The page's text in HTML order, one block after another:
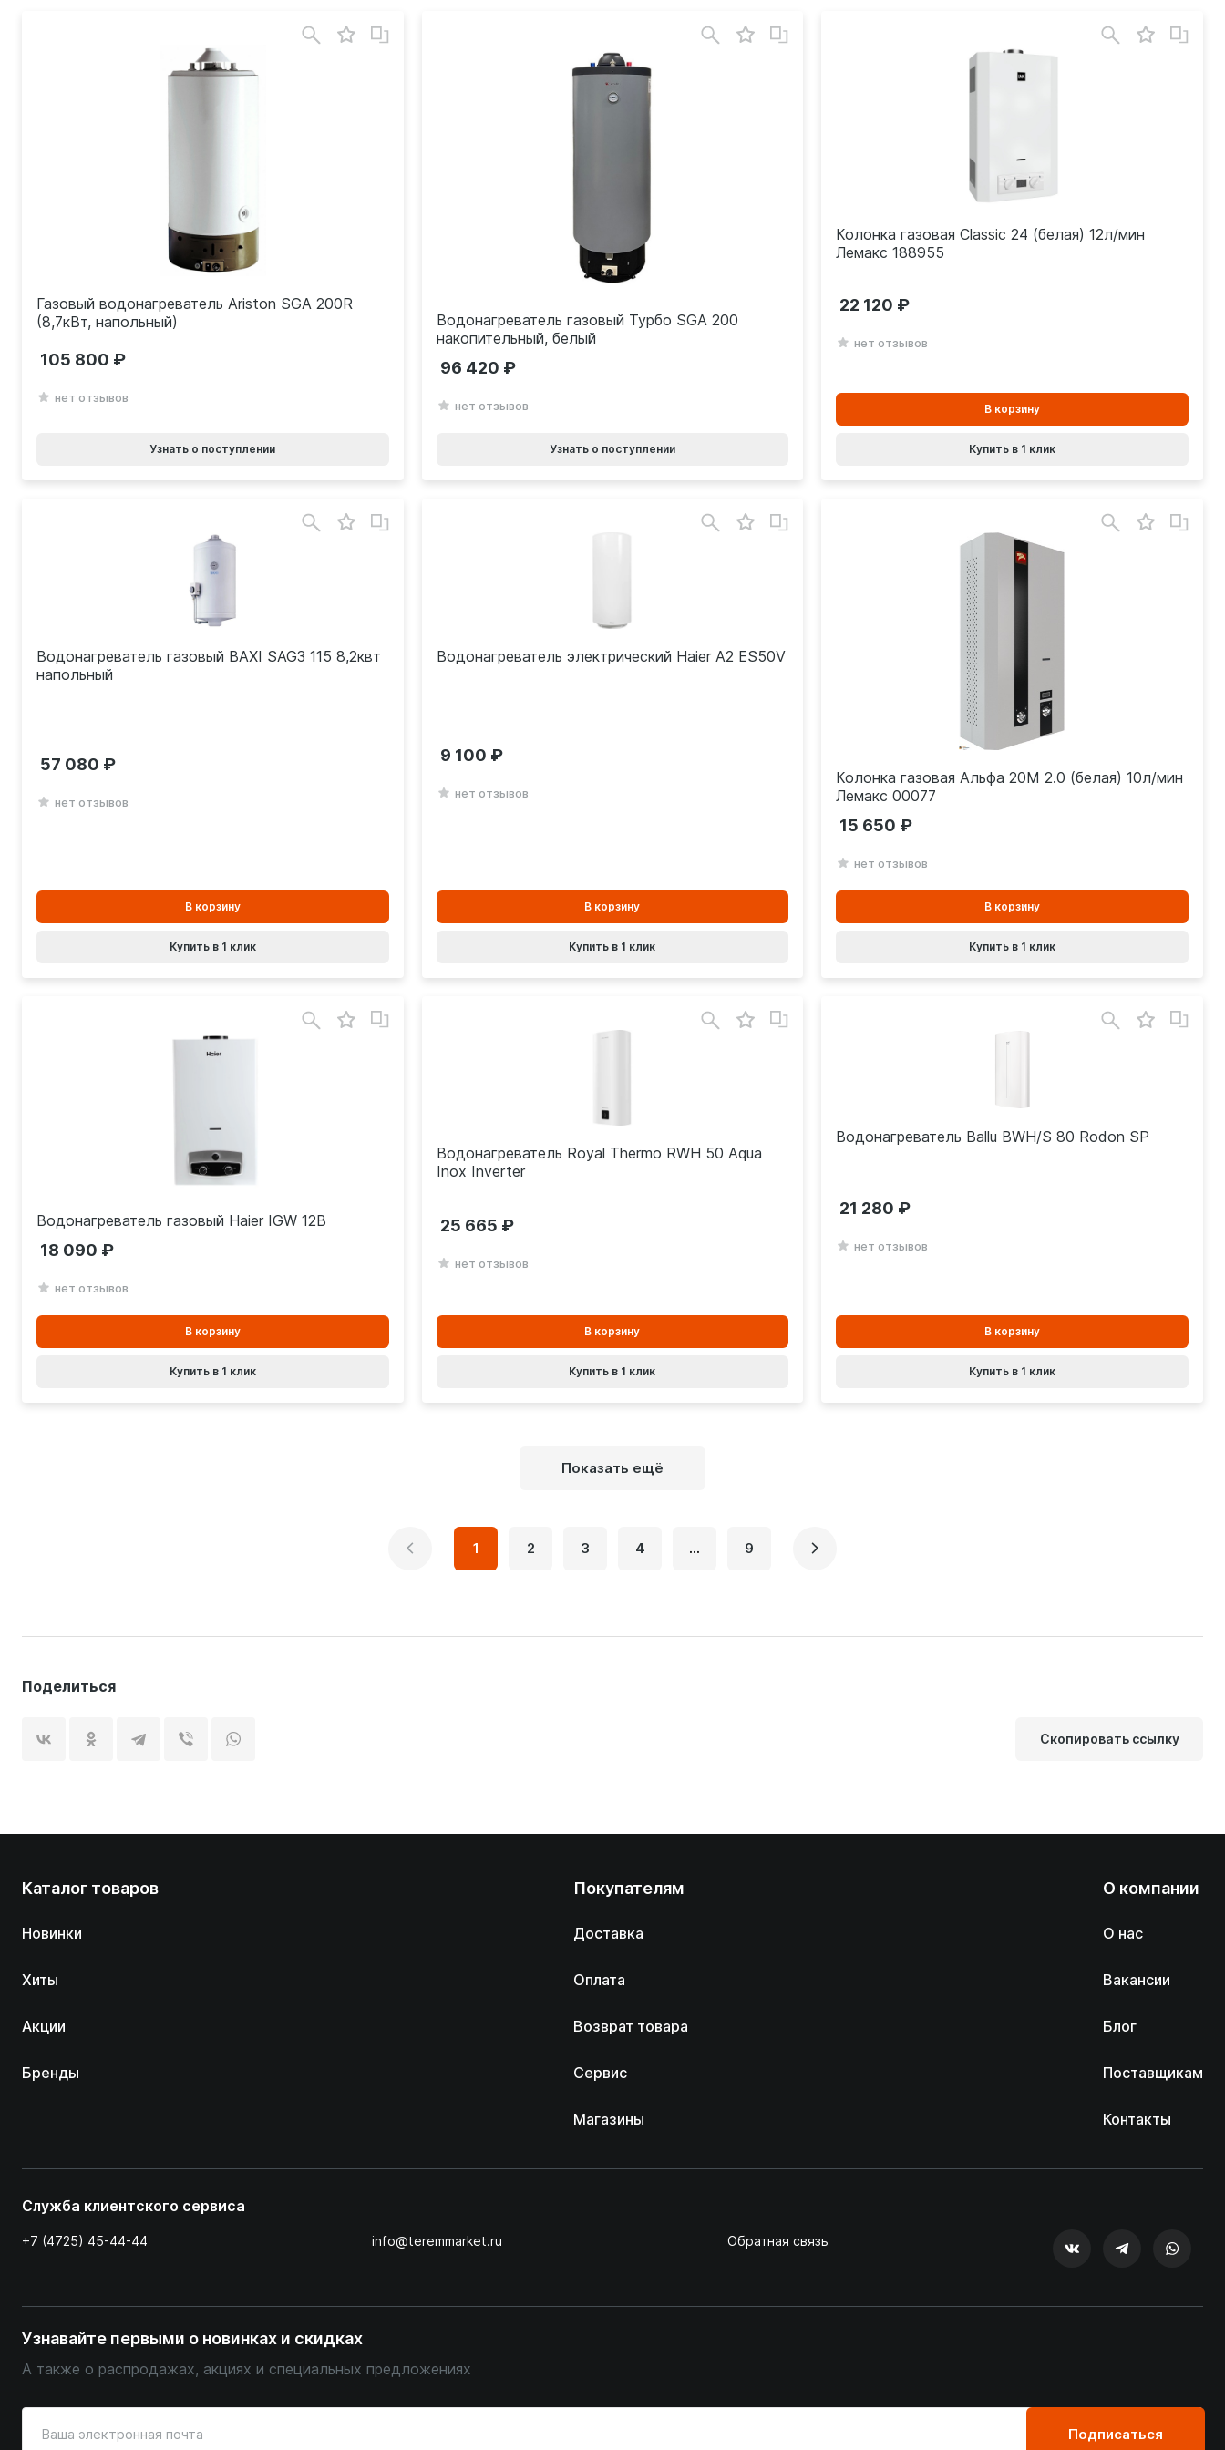
Газовый водонагреватель Ariston SGA 200R
(8,7кВт, напольный)
нет отзывов
105 800
Узнать о поступлении
Водонагреватель газовый Турбо SGA 200
накопительный, белый
нет отзывов
96 420
Узнать о поступлении
Колонка газовая Classic 24 (белая) 12л/мин
Лемакс 188955
нет отзывов
22 120
В корзину
Купить в 1 клик
Водонагреватель газовый BAXI SAG3 115 8,2квт
напольный
нет отзывов
57 080
В корзину
Купить в 1 клик
Водонагреватель электрический Haier A2 ES50V
нет отзывов
9 100
В корзину
Купить в 1 клик
Колонка газовая Альфа 20М 2.0 (белая) 10л/мин
Лемакс 00077
нет отзывов
15 650
В корзину
Купить в 1 клик
Водонагреватель газовый Haier IGW 12B
нет отзывов
18 090
В корзину
Купить в 1 клик
Водонагреватель Royal Thermo RWH 50 Aqua
Inox Inverter
нет отзывов
25 665
В корзину
Купить в 1 клик
Водонагреватель Ballu BWH/S 80 Rodon SP
нет отзывов
21 280
В корзину
Купить в 1 клик
Показать ещё
1 2 3 4 ... 9
Поделиться
Скопировать ссылку
Каталог товаров
Новинки
Хиты
Акции
Бренды
Покупателям
Доставка
Оплата
Возврат товара
Сервис
Магазины
О компании
О нас
Вакансии
Блог
Поставщикам
Контакты
Служба клиентского сервиса
+7 (4725) 45-44-44 info@teremmarket.ru Обратная связь
Узнавайте первыми о новинках и скидках
А также о распродажах, акциях и специальных предложениях
Введите
Подписаться